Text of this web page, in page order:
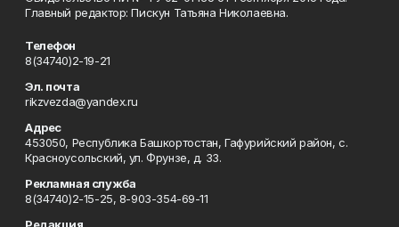
Главный редактор: Пискун Татьяна Николаевна.
Телефон
8(34740)2-19-21
Эл. почта
rikzvezda@yandex.ru
Адрес
453050, Республика Башкортостан, Гафурийский район, с.
Красноусольский, ул. Фрунзе, д. 33.
Рекламная служба
8(34740)2-15-25, 8-903-354-69-11